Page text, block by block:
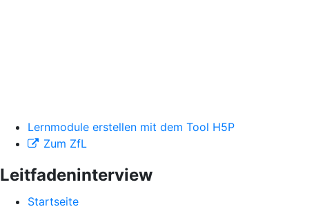
Lernmodule erstellen mit dem Tool H5P
Zum ZfL
Leitfadeninterview
Startseite